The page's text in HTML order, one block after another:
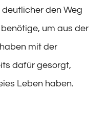
den Weg
um aus der
mit der
dafür gesorgt,
Leben haben.